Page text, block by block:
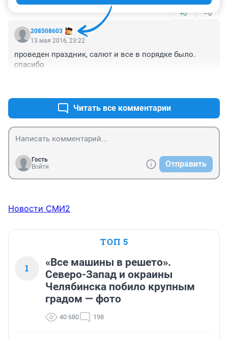
+0 –0
208508603
13 мая 2016, 23:22
проведен праздник, салют и все в порядке было.
спасибо
Читать все комментарии
Гость
Войти
Отправить
Новости СМИ2
ТОП 5
1
«Все машины в решето».
Северо-Запад и окраины
Челябинска побило крупным
градом — фото
40 680 198